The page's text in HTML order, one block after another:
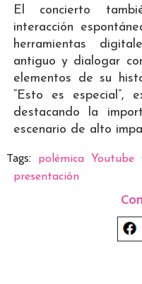
El concierto
interacción
herramientas
antiguo y dialogar
elementos de su
“Esto es especial”,
destacando la
escenario de alto
Tags: polémica Youtube
presentación